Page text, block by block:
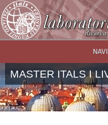
Salta al contenuto principale
MASTER ITALS I